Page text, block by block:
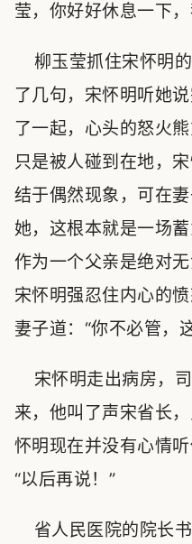
莹，你好好休息一下
柳玉莹抓住宋怀明
了几句，宋怀明听她
了一起，心头的怒火
只是被人碰到在地，
结于偶然现象，可在
她，这根本就是一场
作为一个父亲是绝对
宋怀明强忍住内心的
妻子道：“你不必管，
宋怀明走出病房，
来，他叫了声宋省长
怀明现在并没有心情
“以后再说！”
省人民医院的院长书